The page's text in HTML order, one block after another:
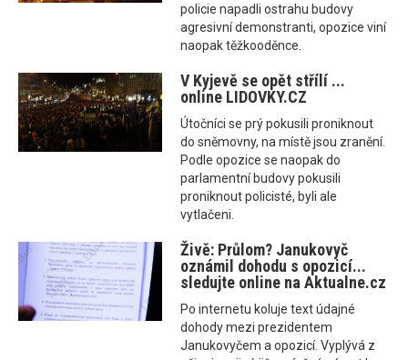
policie napadli ostrahu budovy
agresivní demonstranti, opozice viní
naopak těžkooděnce.
V Kyjevě se opět střílí ...
online LIDOVKY.CZ
Útočníci se prý pokusili proniknout
do sněmovny, na místě jsou zranění.
Podle opozice se naopak do
parlamentní budovy pokusili
proniknout policisté, byli ale
vytlačeni.
Živě: Průlom? Janukovyč
oznámil dohodu s opozicí...
sledujte online na Aktualne.cz
Po internetu koluje text údajné
dohody mezi prezidentem
Janukovyčem a opozicí. Vyplývá z